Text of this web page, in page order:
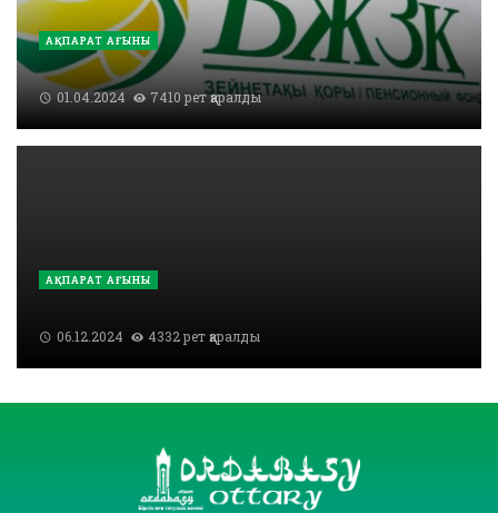
АҚПАРАТ АҒЫНЫ
01.04.2024 7410 рет қаралды
АҚПАРАТ АҒЫНЫ
06.12.2024 4332 рет қаралды